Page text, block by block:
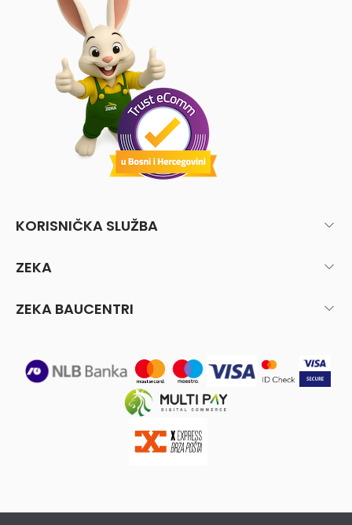
KORISNIČKA SLUŽBA
ZEKA
ZEKA BAUCENTRI